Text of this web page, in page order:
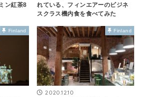
ン紅茶8
れている、フィンエアーのビジネ
スクラス機内食を食べてみた
Finland Finland
2020.12.10